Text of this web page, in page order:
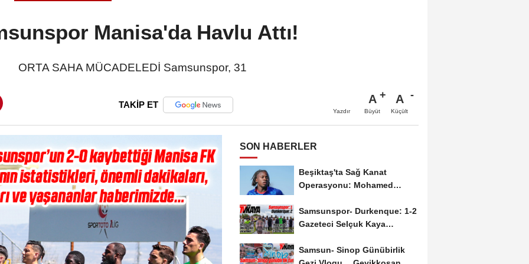
Manisa'da Havlu Attı!
ORTA SAHA MÜCADELEDİ Samsunspor, 31
TAKİP ET
Yazdır
A
Büyüt
A
Küçült
SON HABERLER
Beşiktaş'ta Sağ Kanat
Operasyonu: Mohamed
Samsunspor- Durkenque: 1-2
Gazeteci Selçuk Kaya
Samsun- Sinop Günübirlik